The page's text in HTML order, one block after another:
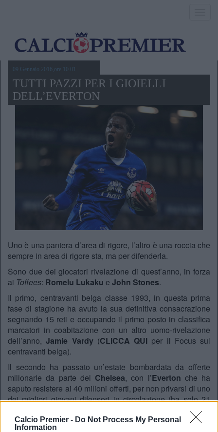
Calcio Premier - Do Not Process My Personal
Information
09 Gennaio 2016,ore 10.01
TUTTI PAZZI PER I GIOIELLI
DELL’EVERTON
Uno è una pantera d’area di rigore, l’altro è una roccia che
sempre in area di rigore sta, ma per difenderla.
Sono due dei giocatori rivelazione di quest’anno, in forza
ai Toffees: Romelu Lukaku e John Stones.
Il primo, centravanti belga classe 1993, in questa prima
fase di stagione ha avuto la sua definitiva consacrazione
segnando 15 reti e occupando il primo posto in classifica
marcatori in coabitazione con un altro uomo-rivelazione
dell’anno,Jamie Vardy(CLICCA QUI per il Focus sul
centravanti belga).
Il secondo ha passato un’estate bombardata da offerte
milionarie da parte del Chelsea, con l’Everton che ha
saputo resistere ai 40 milioni offerti, per non privarsi di uno
dei migliori giovani difensori in circolazione (ha solo 21
per il Focus sul giovane difensore
inglese).